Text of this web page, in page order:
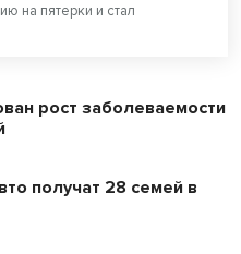
на пятерки и стал
рост заболеваемости
получат 28 семей в